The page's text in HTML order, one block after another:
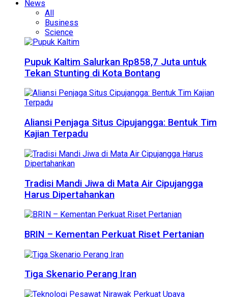
News
All
Business
Science
Pupuk Kaltim Salurkan Rp858,7 Juta untuk
Tekan Stunting di Kota Bontang
Aliansi Penjaga Situs Cipujangga: Bentuk Tim
Kajian Terpadu
Tradisi Mandi Jiwa di Mata Air Cipujangga
Harus Dipertahankan
BRIN – Kementan Perkuat Riset Pertanian
Tiga Skenario Perang Iran